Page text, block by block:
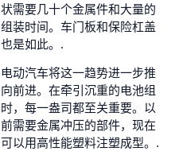
状需要几十个金属件和大量的
组装时间。车门板和保险杠盖
也是如此。.
电动汽车将这一趋势进一步推
向前进。在牵引沉重的电池组
时，每一盎司都至关重要。以
前需要金属冲压的部件，现在
可以用高性能塑料注塑成型。.